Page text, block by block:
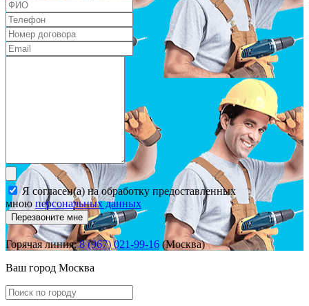
Я согласен(а) на обработку предоставленных
мною персональных данных
Перезвоните мне
Горячая линия:8 (967) 021-99-16 (Москва)
Ваш город Москва